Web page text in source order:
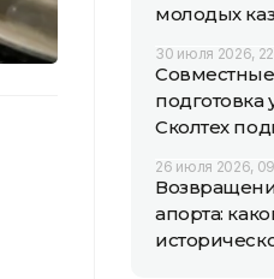
молодых
30 июля 2026,
Сколтех
26 июля 2026,
апорта: